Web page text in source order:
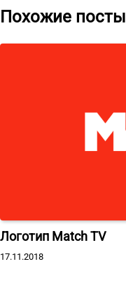
Похожие посты
Логотип Match TV
17.11.2018